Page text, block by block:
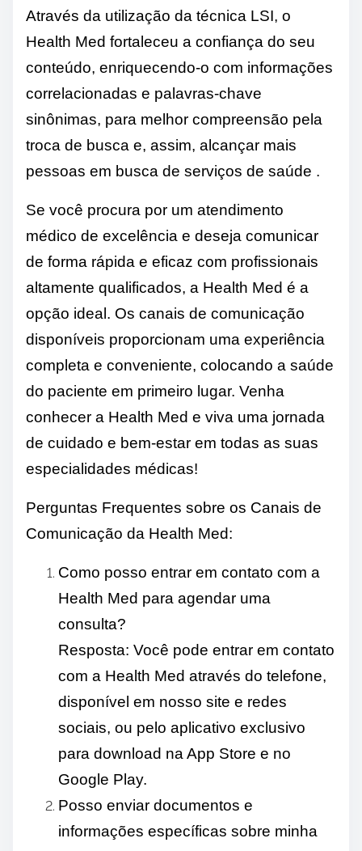
Através da utilização da técnica LSI, o
Health Med fortaleceu a confiança do seu
conteúdo, enriquecendo-o com informações
correlacionadas e palavras-chave
sinônimas, para melhor compreensão pela
troca de busca e, assim, alcançar mais
pessoas em busca de serviços de saúde .
Se você procura por um atendimento
médico de excelência e deseja comunicar
de forma rápida e eficaz com profissionais
altamente qualificados, a Health Med é a
opção ideal. Os canais de comunicação
disponíveis proporcionam uma experiência
completa e conveniente, colocando a saúde
do paciente em primeiro lugar. Venha
conhecer a Health Med e viva uma jornada
de cuidado e bem-estar em todas as suas
especialidades médicas!
Perguntas Frequentes sobre os Canais de
Comunicação da Health Med:
Como posso entrar em contato com a
Health Med para agendar uma
consulta?
Resposta: Você pode entrar em contato
com a Health Med através do telefone,
disponível em nosso site e redes
sociais, ou pelo aplicativo exclusivo
para download na App Store e no
Google Play.
Posso enviar documentos e
informações específicas sobre minha